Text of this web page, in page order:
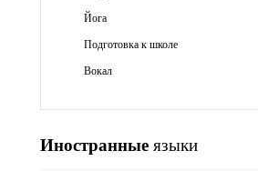
Йога
Подготовка к школе
Вокал
Иностранныеязыки